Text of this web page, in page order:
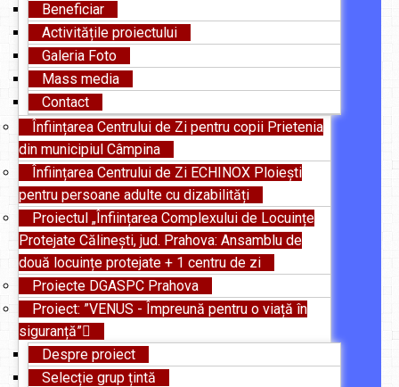
Beneficiar
Activitățile proiectului
Galeria Foto
Mass media
Contact
Înființarea Centrului de Zi pentru copii Prietenia
din municipiul Câmpina
Înființarea Centrului de Zi ECHINOX Ploiești
pentru persoane adulte cu dizabilități
Proiectul „Înființarea Complexului de Locuințe
Protejate Călinești, jud. Prahova: Ansamblu de
două locuințe protejate + 1 centru de zi
Proiecte DGASPC Prahova
Proiect: ”VENUS - Împreună pentru o viață în
siguranță”
Despre proiect
Selecție grup țintă